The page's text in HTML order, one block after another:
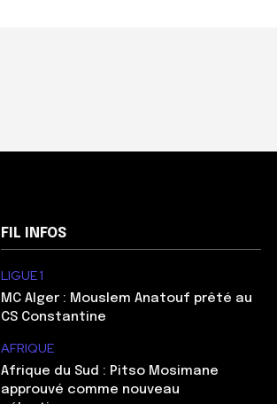
FIL INFOS
LIGUE 1
MC Alger : Mouslem Anatouf prêté au
CS Constantine
AFRIQUE
Afrique du Sud : Pitso Mosimane
approuvé comme nouveau